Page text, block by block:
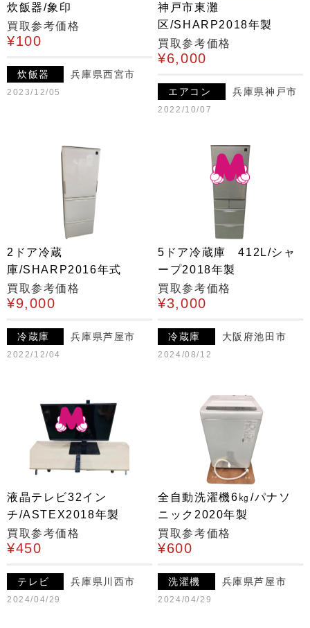
炊飯器/象印
買取参考価格
¥100
炊飯器 兵庫県西宮市
2023/12/05
神戸市東灘
区/SHARP2018年製
買取参考価格
¥6,000
エアコン 兵庫県神戸市
2022/10/07
2ドア冷蔵
庫/SHARP2016年式
買取参考価格
¥9,000
冷蔵庫 兵庫県芦屋市
2022/12/04
5ドア冷蔵庫 412L/シャ
ープ2018年製
買取参考価格
¥3,000
冷蔵庫 大阪府池田市
2024/08/12
液晶テレビ32イン
チ/ASTEX2018年製
買取参考価格
¥450
テレビ 兵庫県川西市
2024/04/29
全自動洗濯機6㎏/パナソ
ニック2020年製
買取参考価格
¥600
洗濯機 兵庫県芦屋市
2024/04/29